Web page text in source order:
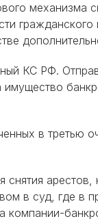
механизма
КС РФ.
в третью
арестов,
в суд, где в